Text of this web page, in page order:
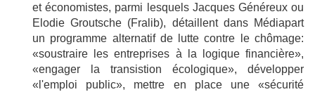
et économistes, parmi lesquels Jacques Généreux ou
Elodie Groutsche (Fralib), détaillent dans Médiapart
un programme alternatif de lutte contre le chômage:
«soustraire les entreprises à la logique financière»,
«engager la transistion écologique», développer
«l'emploi public», mettre en place une «sécurité